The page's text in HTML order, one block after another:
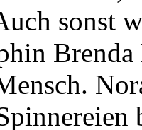
sonst